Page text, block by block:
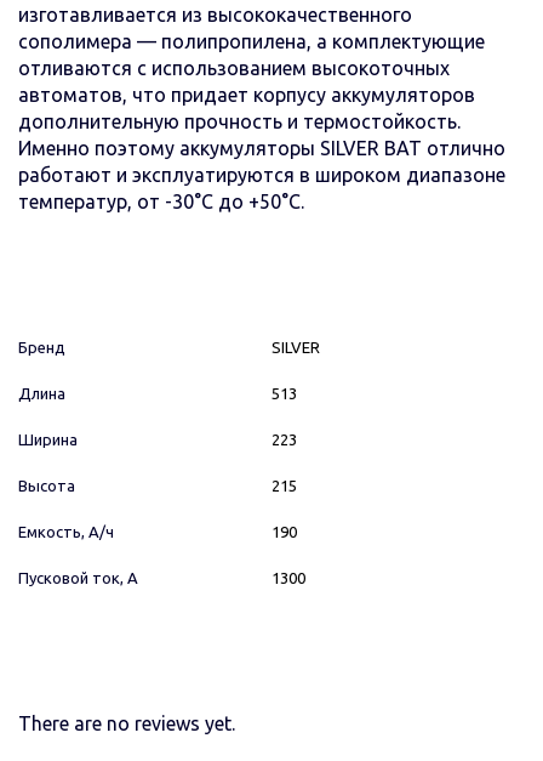
изготавливается из высококачественного
сополимера — полипропилена, а комплектующие
отливаются с использованием высокоточных
автоматов, что придает корпусу аккумуляторов
дополнительную прочность и термостойкость.
Именно поэтому аккумуляторы SILVER BAT отлично
работают и эксплуатируются в широком диапазоне
температур, от -30°С до +50°С.
Бренд SILVER
Длина 513
Ширина 223
Высота 215
Емкость, А/ч 190
Пусковой ток, А 1300
There are no reviews yet.